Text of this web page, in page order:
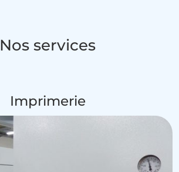
Nos services
Imprimerie